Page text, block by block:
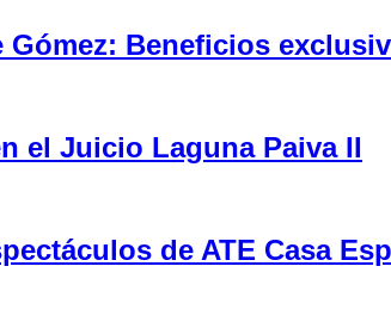
Gómez: Beneficios
el Juicio Laguna Paiva II
de ATE Casa